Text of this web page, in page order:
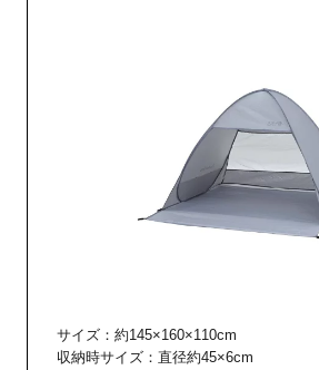
サイズ：約145×160×110cm
収納時サイズ：直径約45×6cm